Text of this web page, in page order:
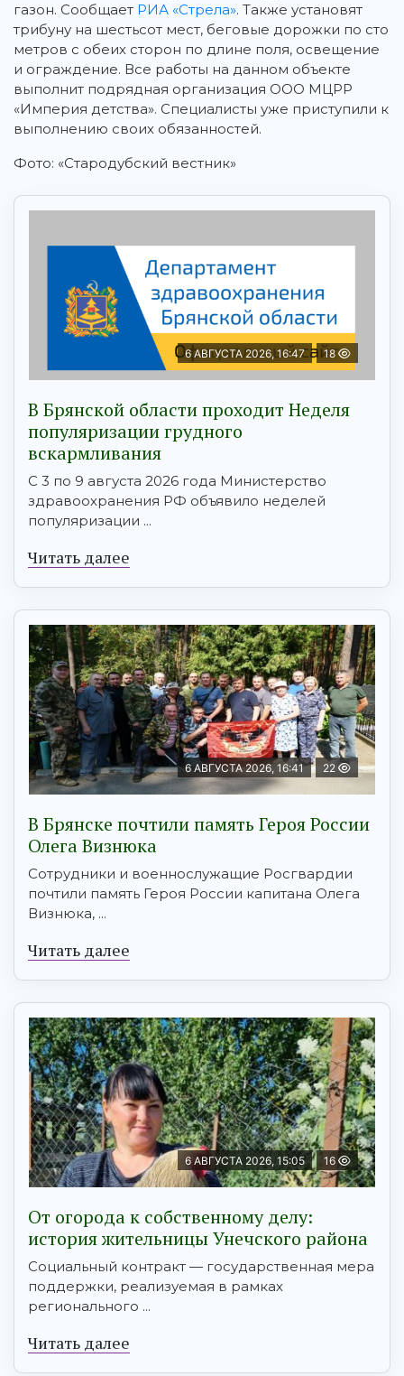
газон. Сообщает РИА «Стрела». Также установят
трибуну на шестьсот мест, беговые дорожки по сто
метров с обеих сторон по длине поля, освещение
и ограждение. Все работы на данном объекте
выполнит подрядная организация ООО МЦРР
«Империя детства». Специалисты уже приступили к
выполнению своих обязанностей.
Фото: «Стародубский вестник»
6 АВГУСТА 2026, 16:47 18
В Брянской области проходит Неделя
популяризации грудного
вскармливания
С 3 по 9 августа 2026 года Министерство
здравоохранения РФ объявило неделей
популяризации ...
Читать далее
6 АВГУСТА 2026, 16:41 22
В Брянске почтили память Героя России
Олега Визнюка
Сотрудники и военнослужащие Росгвардии
почтили память Героя России капитана Олега
Визнюка, ...
Читать далее
6 АВГУСТА 2026, 15:05 16
От огорода к собственному делу:
история жительницы Унечского района
Социальный контракт — государственная мера
поддержки, реализуемая в рамках
регионального ...
Читать далее